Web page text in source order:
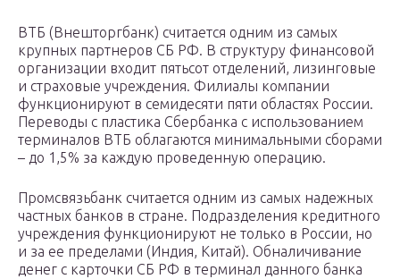
ВТБ (Внешторгбанк) считается одним из самых
крупных партнеров СБ РФ. В структуру финансовой
организации входит пятьсот отделений, лизинговые
и страховые учреждения. Филиалы компании
функционируют в семидесяти пяти областях России.
Переводы с пластика Сбербанка с использованием
терминалов ВТБ облагаются минимальными сборами
– до 1,5% за каждую проведенную операцию.
Промсвязьбанк считается одним из самых надежных
частных банков в стране. Подразделения кредитного
учреждения функционируют не только в России, но
и за ее пределами (Индия, Китай). Обналичивание
денег с карточки СБ РФ в терминал данного банка